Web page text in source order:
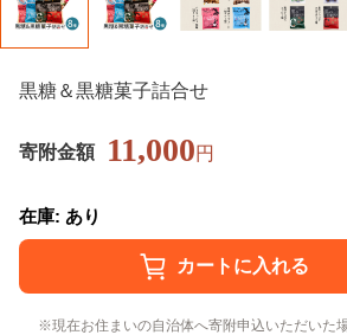
黒糖＆黒糖菓子詰合せ
寄附金額 11,000円
在庫: あり
現在お住まいの自治体へ寄附申込いただいた